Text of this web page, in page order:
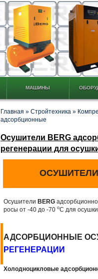
МАШИНЫ
Главная » Стройтехника »
адсорбционные
Осушители BERG
регенерации для
ОСУШИТЕЛИ
Осушители BERG
росы от -40 до -70 оС для осушки
АДСОРБЦИОННЫЕ
РЕГЕНЕРАЦИИ
Холодноцикловые